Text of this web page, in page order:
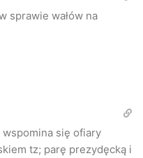
sprawie wałów na
wspomina się ofiary
tz; parę prezydęcką i